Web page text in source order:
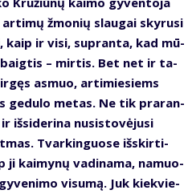
ar­ti­mų žmo­nių slau­gai sky­ru­si
kaip ir vi­si, su­pran­ta, kad mū­
– mir­tis. Bet net ir ta­
as­muo, ar­ti­mie­siems
ge­du­lo me­tas. Ne tik pra­ran­
iš­si­de­ri­na nu­si­sto­vė­ju­si
Tvar­kin­guo­se iš­skir­ti­
ji kai­my­nų va­di­na­ma, na­muo­
vi­su­mą. Juk kiek­vie­